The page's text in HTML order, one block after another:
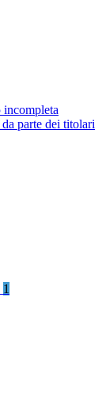
incompleta
parte dei titolari
1